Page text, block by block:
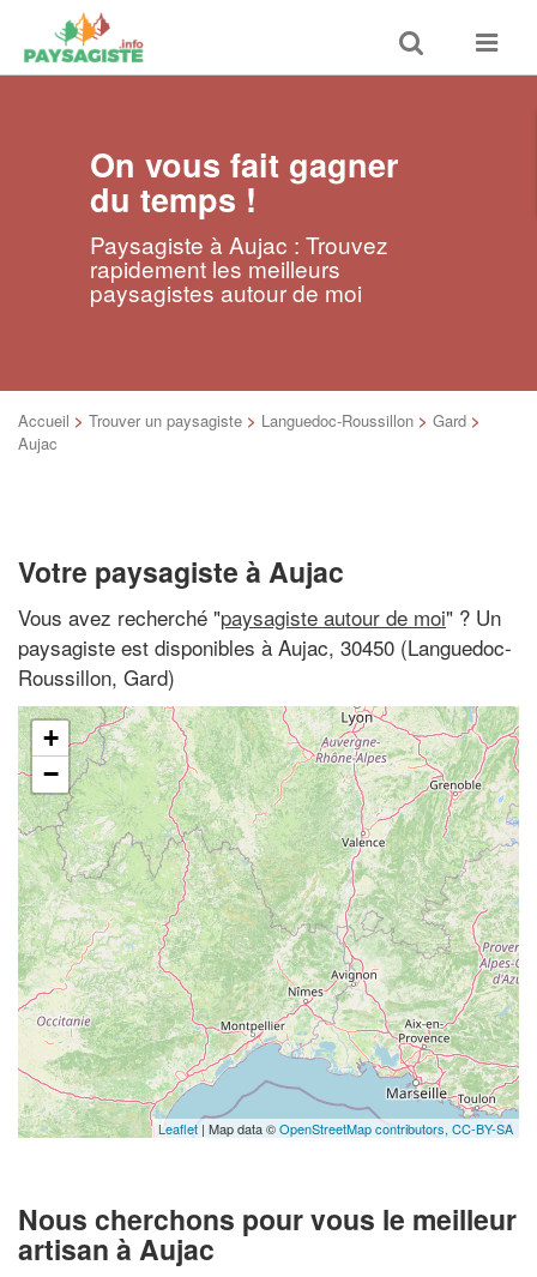
Toggle
search
Toggle
On vous fait gagner
du temps !
Paysagiste à Aujac : Trouvez
rapidement les meilleurs
paysagistes autour de moi
Accueil > Trouver un paysagiste > Languedoc-Roussillon > Gard >
Aujac
Votre paysagiste à Aujac
Vous avez recherché "paysagiste autour de moi" ? Un
paysagiste est disponibles à Aujac, 30450 (Languedoc-
Roussillon, Gard)
+
−
Leaflet | Map data ©OpenStreetMap contributors, CC-BY-SA
Nous cherchons pour vous le meilleur
artisan à Aujac